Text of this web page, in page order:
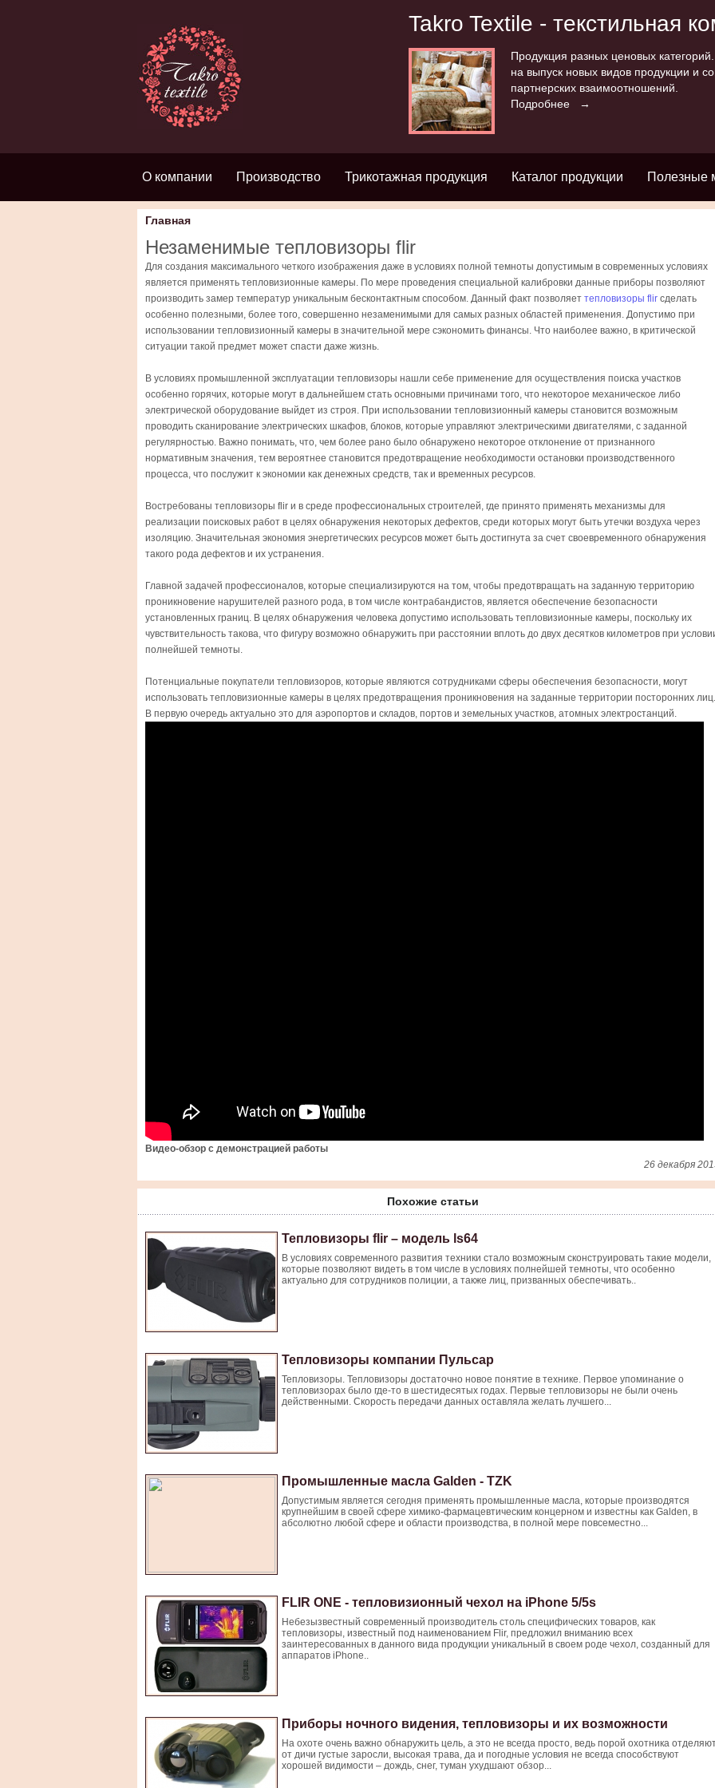
Takro Textile - текстильная
Продукция разных ценовых
на выпуск новых видов продукции и
партнерских взаимоотношений.
Подробнее →
О компании Производство Трикотажная продукция Каталог продукции Полезные
Главная
Незаменимые тепловизоры flir
Для создания максимального четкого изображения даже в условиях полной темноты допустимым в современных условиях
является применять тепловизионные камеры. По мере проведения специальной калибровки данные приборы позволяют
производить замер температур уникальным бесконтактным способом. Данный факт позволяет тепловизоры flir сделать
особенно полезными, более того, совершенно незаменимыми для самых разных областей применения. Допустимо при
использовании тепловизионный камеры в значительной мере сэкономить финансы. Что наиболее важно, в критической
ситуации такой предмет может спасти даже жизнь.
В условиях промышленной эксплуатации тепловизоры нашли себе применение для осуществления поиска участков
особенно горячих, которые могут в дальнейшем стать основными причинами того, что некоторое механическое либо
электрической оборудование выйдет из строя. При использовании тепловизионный камеры становится возможным
проводить сканирование электрических шкафов, блоков, которые управляют электрическими двигателями, с заданной
регулярностью. Важно понимать, что, чем более рано было обнаружено некоторое отклонение от признанного
нормативным значения, тем вероятнее становится предотвращение необходимости остановки производственного
процесса, что послужит к экономии как денежных средств, так и временных ресурсов.
Востребованы тепловизоры flir и в среде профессиональных строителей, где принято применять механизмы для
реализации поисковых работ в целях обнаружения некоторых дефектов, среди которых могут быть утечки воздуха через
изоляцию. Значительная экономия энергетических ресурсов может быть достигнута за счет своевременного обнаружения
такого рода дефектов и их устранения.
Главной задачей профессионалов, которые специализируются на том, чтобы предотвращать на заданную территорию
проникновение нарушителей разного рода, в том числе контрабандистов, является обеспечение безопасности
установленных границ. В целях обнаружения человека допустимо использовать тепловизионные камеры, поскольку их
чувствительность такова, что фигуру возможно обнаружить при расстоянии вплоть до двух десятков километров при
полнейшей темноты.
Потенциальные покупатели тепловизоров, которые являются сотрудниками сферы обеспечения безопасности, могут
использовать тепловизионные камеры в целях предотвращения проникновения на заданные территории посторонних лиц.
В первую очередь актуально это для аэропортов и складов, портов и земельных участков, атомных электростанций.
Видео-обзор с демонстрацией работы
26 декабря
Похожие статьи
Тепловизоры flir – модель ls64
В условиях современного развития техники стало возможным сконструировать такие модели,
которые позволяют видеть в том числе в условиях полнейшей темноты, что особенно
актуально для сотрудников полиции, а также лиц, призванных обеспечивать..
Тепловизоры компании Пульсар
Тепловизоры. Тепловизоры достаточно новое понятие в технике. Первое упоминание о
тепловизорах было где-то в шестидесятых годах. Первые тепловизоры не были очень
действенными. Скорость передачи данных оставляла желать лучшего...
Промышленные масла Galden - TZK
Допустимым является сегодня применять промышленные масла, которые производятся
крупнейшим в своей сфере химико-фармацевтическим концерном и известны как Galden, в
абсолютно любой сфере и области производства, в полной мере повсеместно...
FLIR ONE - тепловизионный чехол на iPhone 5/5s
Небезызвестный современный производитель столь специфических товаров, как
тепловизоры, известный под наименованием Flir, предложил вниманию всех
заинтересованных в данного вида продукции уникальный в своем роде чехол, созданный для
аппаратов iPhone..
Приборы ночного видения, тепловизоры и их возможности
На охоте очень важно обнаружить цель, а это не всегда просто, ведь порой охотника
от дичи густые заросли, высокая трава, да и погодные условия не всегда способствуют
хорошей видимости – дождь, снег, туман ухудшают обзор...